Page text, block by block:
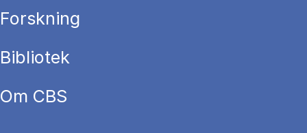
Forskning
Bibliotek
Om CBS